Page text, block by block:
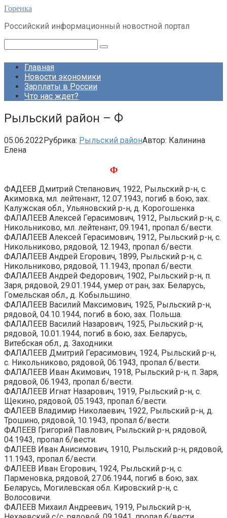
Перейти
контенту
Горенка
Российский информационный новостной портал
Главная
Новости экономики
Зарплаты в России
Что нас ждет?
Рыльский район – Ф
05.06.2022Рубрика: Рыльский районАвтор: Калинина
Елена
Ф
ФАДЕЕВ Дмитрий Степанович, 1922, Рыльский р-н, с.
Акимовка, мл. лейтенант, 12.07.1943, погиб в бою, зах.
Калужская обл., Ульяновский р-н, д. Корогошенка
ФАЛАЛЕЕВ Алексей Герасимович, 1912, Рыльский р-н, с.
Никольниково, мл. лейтенант, 09.1941, пропал б/вести.
ФАЛАЛЕЕВ Алексей Герасимович, 1912, Рыльский р-н, с.
Никольниково, рядовой, 12.1943, пропал б/вести.
ФАЛАЛЕЕВ Андрей Егорович, 1899, Рыльский р-н, с.
Никольниково, рядовой, 11.1943, пропал б/вести.
ФАЛАЛЕЕВ Андрей Федорович, 1902, Рыльский р-н, п.
Заря, рядовой, 29.01.1944, умер от ран, зах. Беларусь,
Гомельская обл., д. Кобыльшино.
ФАЛАЛЕЕВ Василий Максимович, 1925, Рыльский р-н,
рядовой, 04.10.1944, погиб в бою, зах. Польша.
ФАЛАЛЕЕВ Василий Назарович, 1925, Рыльский р-н,
рядовой, 10.01.1944, погиб в бою, зах. Беларусь,
Витебская обл., д. Заходники.
ФАЛАЛЕЕВ Дмитрий Герасимович, 1924, Рыльский р-н,
с. Никольниково, рядовой, 06.1943, пропал б/вести.
ФАЛАЛЕЕВ Иван Акимович, 1918, Рыльский р-н, п. Заря,
рядовой, 06.1943, пропал б/вести.
ФАЛАЛЕЕВ Игнат Назарович, 1919, Рыльский р-н, с.
Щекино, рядовой, 05.1943, пропал б/вести.
ФАЛЕЕВ Владимир Николаевич, 1922, Рыльский р-н, д.
Трошино, рядовой, 10.1943, пропал б/вести.
ФАЛЕЕВ Григорий Павлович, Рыльский р-н, рядовой,
04.1943, пропал б/вести.
ФАЛЕЕВ Иван Анисимович, 1910, Рыльский р-н, рядовой,
11.1943, пропал б/вести.
ФАЛЕЕВ Иван Егорович, 1924, Рыльский р-н, с.
Парменовка, рядовой, 27.06.1944, погиб в бою, зах.
Беларусь, Могилевская обл. Кировский р-н, с.
Волосовичи.
ФАЛЕЕВ Михаил Андреевич, 1919, Рыльский р-н,